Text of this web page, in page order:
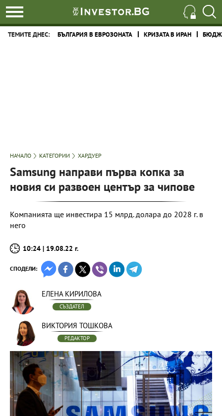
ТЕМИТЕ ДНЕС: БЪЛГАРИЯ В ЕВРОЗОНАТА КРИЗАТА В ИРАН
НАЧАЛО КАТЕГОРИИ ХАРДУЕР
Samsung направи първа копка за
новия си развоен център за чипове
Компанията ще инвестира 15 млрд. долара до 2028 г. в
него
10:24 | 19.08.22 г.
СПОДЕЛИ:
ЕЛЕНА КИРИЛОВА
СЪЗДАТЕЛ
ВИКТОРИЯ ТОШКОВА
РЕДАКТОР